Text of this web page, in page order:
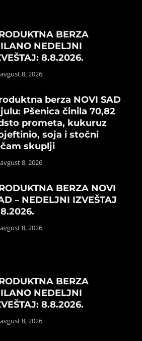
BERZA
NEDELJNI
8.8.2026.
avgust 8, 2026
berza NOVI SAD
Pšenica činila 70,82
prometa, kukuruz
soja i stočni
skuplji
avgust 8, 2026
BERZA NOVI
– NEDELJNI IZVEŠTAJ
avgust 8, 2026
BERZA
NEDELJNI
8.8.2026.
avgust 8, 2026